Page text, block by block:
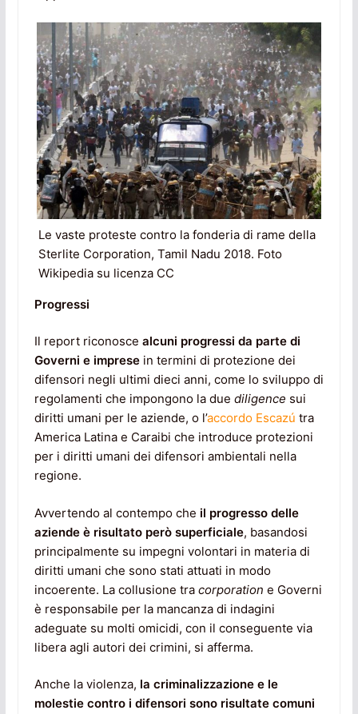
Le vaste proteste contro la fonderia di rame della
Sterlite Corporation, Tamil Nadu 2018. Foto
Wikipedia su licenza CC
Progressi
Il report riconosce alcuni progressi da parte di
Governi e impresein termini di protezione dei
difensori negli ultimi dieci anni, come lo sviluppo di
regolamenti che impongono la due diligence sui
diritti umani per le aziende, o l’accordo Escazú tra
America Latina e Caraibi che introduce protezioni
per i diritti umani dei difensori ambientali nella
regione.
Avvertendo al contempo che il progresso delle
aziende è risultato però superficiale, basandosi
principalmente su impegni volontari in materia di
diritti umani che sono stati attuati in modo
incoerente. La collusione tra corporation e Governi
è responsabile per la mancanza di indagini
adeguate su molti omicidi, con il conseguente via
libera agli autori dei crimini, si afferma.
Anche la violenza, la criminalizzazione e le
molestie contro i difensori sono risultate comuni